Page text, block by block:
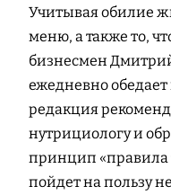
Учитывая обилие
меню, а также то,
бизнесмен
ежедневно
редакция
нутрициологу и
принцип «правила
пойдет на пользу